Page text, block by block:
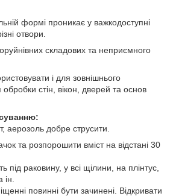
формі проникає у важкодоступні
отвори.
складових та неприємного
і для зовнішнього
стін, вікон, дверей та основ
аерозоль добре струсити.
та розпорошити вміст на відстані 30
під раковину, у всі щілини, на плінтус,
повинні бути зачинені. Відкривати